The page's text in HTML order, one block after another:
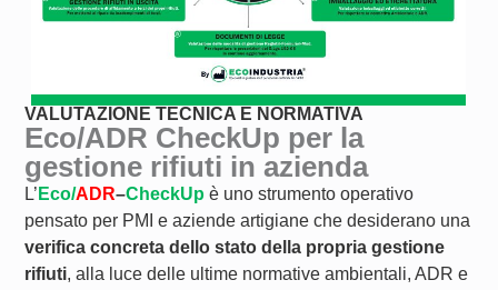
VALUTAZIONE TECNICA E NORMATIVA
Eco/ADR CheckUp per la
gestione rifiuti in azienda
L’ Eco/ADR–CheckUp è uno strumento operativo
pensato per PMI e aziende artigiane che desiderano una
verifica concreta dello stato della propria gestione
rifiuti, alla luce delle ultime normative ambientali, ADR e